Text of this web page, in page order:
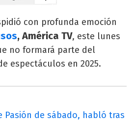
con profunda emoción
, América TV, este lunes
no formará parte del
espectáculos en 2025.
Pasión de sábado, habló tras